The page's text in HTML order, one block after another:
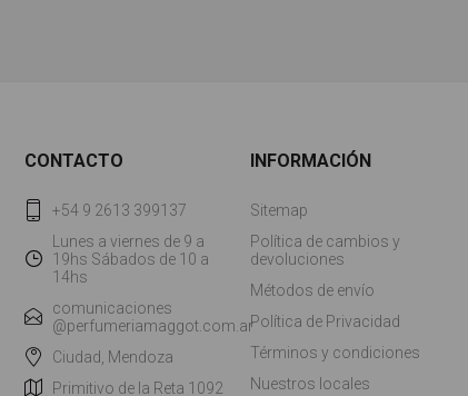
CONTACTO
+54 9 2613 399137
Lunes a viernes de 9 a
19hs Sábados de 10 a
14hs
comunicaciones
@perfumeriamaggot.com.ar
Ciudad, Mendoza
Primitivo de la Reta 1092
INFORMACIÓN
Sitemap
Política de cambios y
devoluciones
Métodos de envío
Política de Privacidad
Términos y condiciones
Nuestros locales